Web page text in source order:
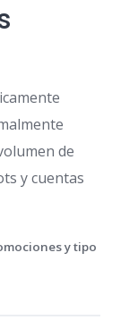
de
y cuentas
y tipo